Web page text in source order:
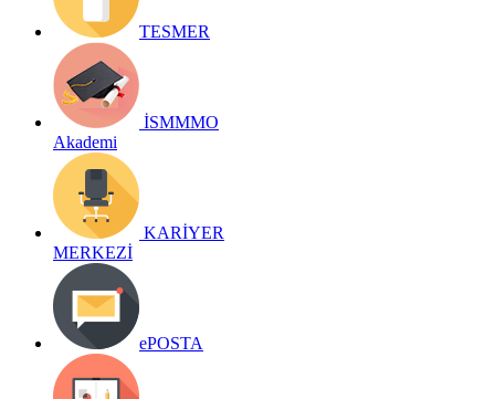
TESMER
İSMMMO
Akademi
KARİYER
MERKEZİ
ePOSTA